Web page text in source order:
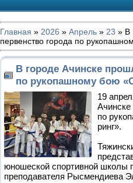
Главная » 2026 » Апрель » 23 » В
первенство города по
В городе Ачинске
по рукопашному бою
19
Ачинске
по
ринг».
юношеской спортивной школы
преподавателя Рысмендиева